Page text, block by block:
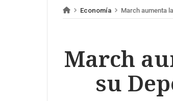
Economía March aumenta
March
su